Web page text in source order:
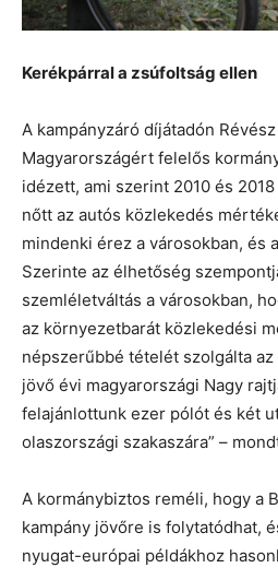
Kerékpárral a zsúfoltság ellen
A kampányzáró díjátadón
Magyarországért felelős
idézett, ami szerint 2010 és
nőtt az autós közlekedés
mindenki érez a városokban, és
Szerinte az élhetőség
szemléletváltás a városokban,
az környezetbarát közlekedési
népszerűbbé tételét szolgálta az
jövő évi magyarországi Nagy
felajánlottunk ezer pólót és két
olaszországi szakaszára” –
A kormánybiztos reméli, hogy a
kampány jövőre is folytatódhat,
nyugat-európai példákhoz